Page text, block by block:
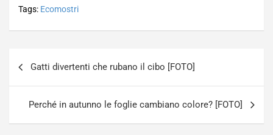
Tags: Ecomostri
Gatti divertenti che rubano il cibo [FOTO]
Perché in autunno le foglie cambiano colore? [FOTO]